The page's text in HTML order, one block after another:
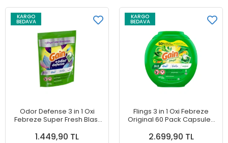
KARGO
BEDAVA
Odor Defense 3 in 1 Oxi
Febreze Super Fresh Blast
1.449,90 TL
KARGO
BEDAVA
Flings 3 in 1 Oxi Febreze
Original 60 Pack Capsules
2.699,90 TL